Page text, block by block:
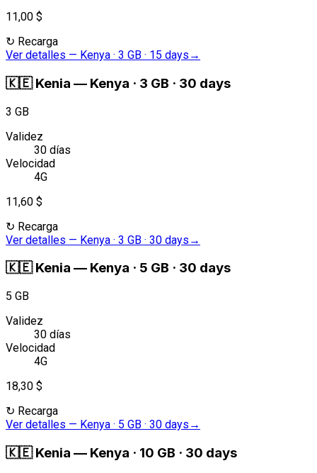
11,00 $
↻ Recarga
Ver detalles — Kenya · 3 GB · 15 days →
🇰🇪 Kenia — Kenya · 3 GB · 30 days
3 GB
Validez
30 días
Velocidad
4G
11,60 $
↻ Recarga
Ver detalles — Kenya · 3 GB · 30 days →
🇰🇪 Kenia — Kenya · 5 GB · 30 days
5 GB
Validez
30 días
Velocidad
4G
18,30 $
↻ Recarga
Ver detalles — Kenya · 5 GB · 30 days →
🇰🇪 Kenia — Kenya · 10 GB · 30 days